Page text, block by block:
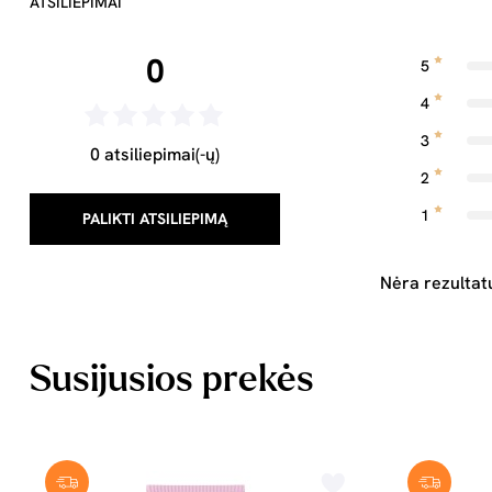
0
0 atsiliepimai(-ų)
PALIKTI ATSILIEPIMĄ
5
4
3
2
1
Nėra
Susijusios prekės